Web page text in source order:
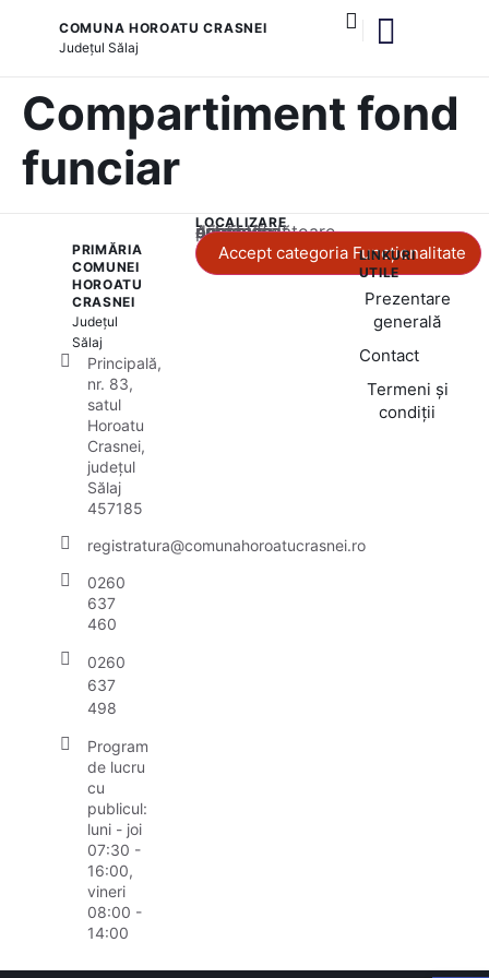
COMUNA HOROATU CRASNEI
Județul Sălaj
Compartiment fond
funciar
PRIMĂRIA
COMUNEI
HOROATU
CRASNEI
Județul
Sălaj
Principală,
nr. 83,
satul
Horoatu
Crasnei,
județul
Sălaj
457185
registratura@comunahoroatucrasnei.ro
0260
637
460
0260
637
498
Program
de lucru
cu
publicul:
luni - joi
07:30 -
16:00,
vineri
08:00 -
14:00
LOCALIZARE
Acest conținut este blocat până când acceptați categoria corespunzătoare de cookie-uri.
Accept categoria Funcționalitate
LINKURI
UTILE
Prezentare
generală
Contact
Termeni și
condiții